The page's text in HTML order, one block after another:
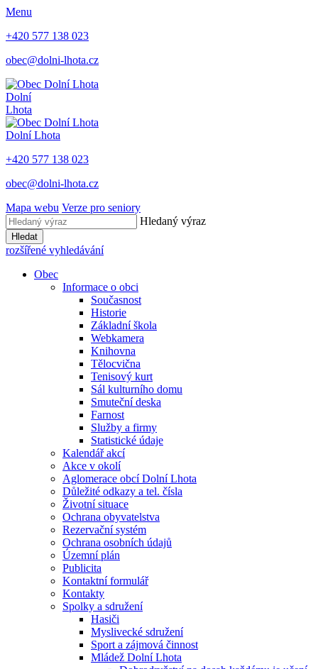
Menu
+420 577 138 023
obec@dolni-lhota.cz
Dolní
Lhota
Dolní Lhota
+420 577 138 023
obec@dolni-lhota.cz
Mapa webu Verze pro seniory
Hledaný výraz
Hledat
rozšířené vyhledávání
Obec
Informace o obci
Současnost
Historie
Základní škola
Webkamera
Knihovna
Tělocvična
Tenisový kurt
Sál kulturního domu
Smuteční deska
Farnost
Služby a firmy
Statistické údaje
Kalendář akcí
Akce v okolí
Aglomerace obcí Dolní Lhota
Důležité odkazy a tel. čísla
Životní situace
Ochrana obyvatelstva
Rezervační systém
Ochrana osobních údajů
Územní plán
Publicita
Kontaktní formulář
Kontakty
Spolky a sdružení
Hasiči
Myslivecké sdružení
Sport a zájmová činnost
Mládež Dolní Lhota